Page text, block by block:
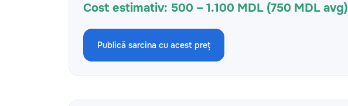
Cost estimativ: 500 – 1.100 MDL (750 MDL avg)
Publică sarcina cu acest preț